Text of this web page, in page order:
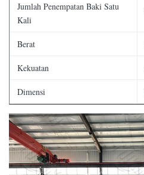
Jumlah Penempatan Baki Satu
Kali
Berat
Kekuatan
Dimensi